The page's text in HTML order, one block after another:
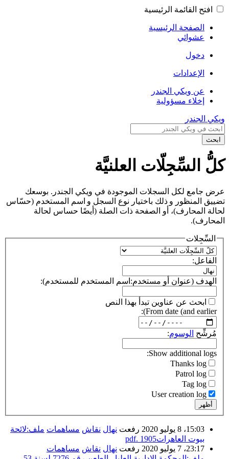
افتح القائمة الرئيسية
الصفحة الرئيسية
عشوائي
دخول
الإعدادات
عن ويكي الجندر
إخلاء مسؤولية
ويكي الجندر
ابحث
كلُّ السِّجِلّات العلنيَّة
عرض جامع لكل السجلات الموجودة في ويكي الجندر. بوسعك
تضييق المنظور و ذلك باختيار نوع السجل و اسم المستخدم (حسّاس
لحالة المحارف)، أو الصفحة ذات الصلة (أيضًا حساس لحالة
المحارف).
السِّجِلات
الفاعل:
الهدف (عنوان أو مستخدم:اسم المستخدم للمستخدم):
ابحث عن عناوين تبدأ بهذا النص
From date (and earlier):
مُرشِّح الوسوم:
Show additional logs:
Thanks log
Patrol log
Tag log
User creation log
أظهر
15:03، 8 يوليو 2020 رفعت نهال نقاش مساهمات ملف:لائحة
بيوت العاهرات1905 .pdf
23:17، 7 يوليو 2020 رفعت
نهال نقاش مساهمات